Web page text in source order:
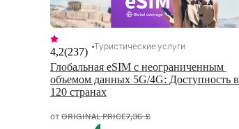
Глобальная eSIM с неограниченным
объемом данных 5G/4G: Доступность в
120 странах
4,2(237) Туристические услуги
отORIGINAL PRICE7,36 £